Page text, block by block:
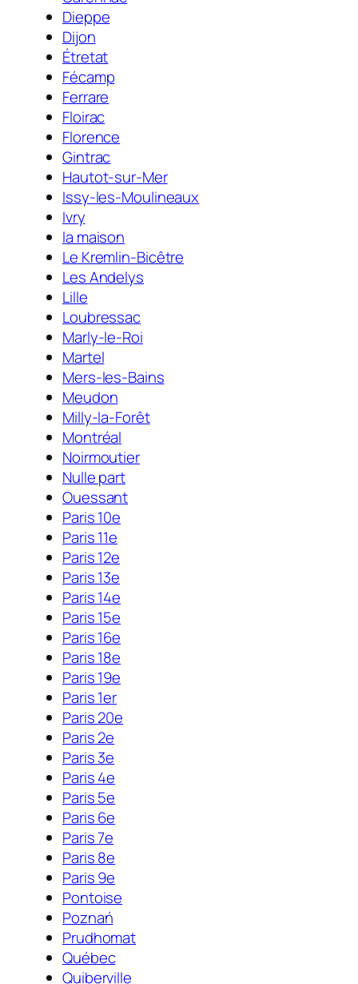
Dieppe
Dijon
Étretat
Fécamp
Ferrare
Floirac
Florence
Gintrac
Hautot-sur-Mer
Issy-les-Moulineaux
Ivry
la maison
Le Kremlin-Bicêtre
Les Andelys
Lille
Loubressac
Marly-le-Roi
Martel
Mers-les-Bains
Meudon
Milly-la-Forêt
Montréal
Noirmoutier
Nulle part
Ouessant
Paris 10e
Paris 11e
Paris 12e
Paris 13e
Paris 14e
Paris 15e
Paris 16e
Paris 18e
Paris 19e
Paris 1er
Paris 20e
Paris 2e
Paris 3e
Paris 4e
Paris 5e
Paris 6e
Paris 7e
Paris 8e
Paris 9e
Pontoise
Poznań
Prudhomat
Québec
Quiberville